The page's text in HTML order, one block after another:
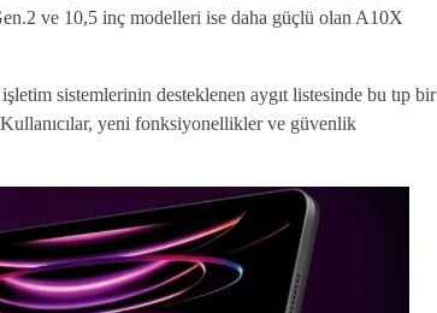
ve 10,5 inç modelleri ise daha güçlü olan A10X
sistemlerinin desteklenen aygıt listesinde bu tıp bir
yeni fonksiyonellikler ve güvenlik